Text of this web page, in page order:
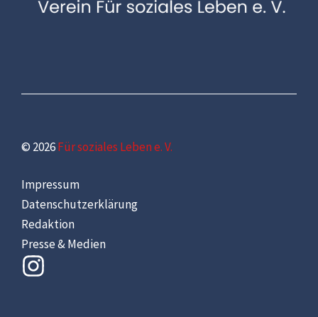
© 2026Für soziales Leben e. V.
Impressum
Datenschutzerklärung
Redaktion
Presse & Medien